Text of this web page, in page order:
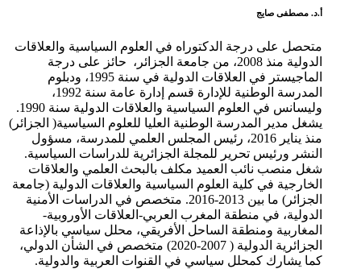
أ.د. مصطفى صايج
متحصل على درجة الدكتوراه في العلوم السياسية والعلاقات
الدولية منذ 2008، من جامعة الجزائر، حائز على درجة
الماجيستر في العلاقات الدولية في سنة 1995، ودبلوم
المدرسة الوطنية للإدارة قسم إدارة عامة سنة 1992،
وليسانس في العلوم السياسية والعلاقات الدولية سنة 1990.
يشغل مدير المدرسة الوطنية العليا للعلوم السياسية( الجزائر)
منذ يناير 2016، رئيس المجلس العلمي للمدرسة، مسؤول
النشر ورئيس تحرير للمجلة الجزائرية للدراسات السياسية.
شغل منصب نائب العميد مكلف بالبحث العلمي والعلاقات
الخارجية في كلية العلوم السياسية والعلاقات الدولية (جامعة
الجزائر) ما بين 2013-2016. متخصص في الدراسات الأمنية
الدولية، في منطقة المغرب العربي-العلاقات الأوروبية-
المغاربية ومنطقة الساحل الأفريقي، محلل سياسي بالإذاعة
الجزائرية الدولية ( 2007-2020) متخصص في الشأن الدولي،
كما يشارك كمحلل سياسي في القنوات العربية والدولية.